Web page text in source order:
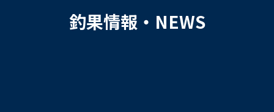
釣果情報・NEWS